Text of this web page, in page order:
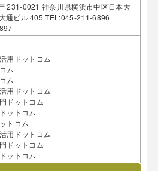
231-0021 神奈川県横浜市中区日本大
通ビル 405 TEL:045-211-6896
用ドットコム
ム
ム
用ドットコム
ドットコム
ットコム
トコム
用ドットコム
ドットコム
ットコム